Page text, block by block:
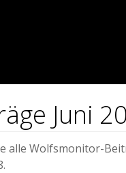
Juni
alle Wolfsmonitor-